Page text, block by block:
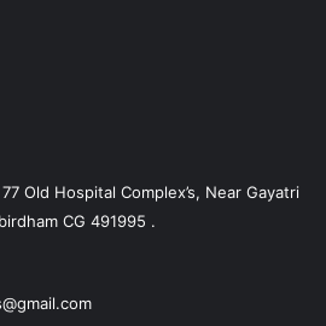
Old Hospital Complex’s, Near Gayatri
CG 491995 .